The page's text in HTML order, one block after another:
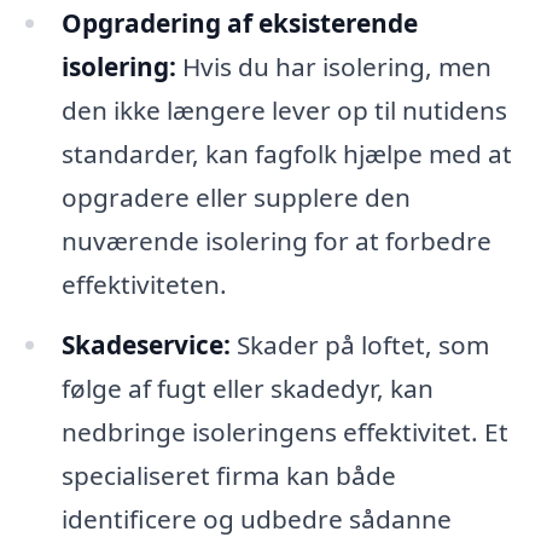
Opgradering af eksisterende
isolering: Hvis du har isolering, men
den ikke længere lever op til nutidens
standarder, kan fagfolk hjælpe med at
opgradere eller supplere den
nuværende isolering for at forbedre
effektiviteten.
Skadeservice: Skader på loftet, som
følge af fugt eller skadedyr, kan
nedbringe isoleringens effektivitet. Et
specialiseret firma kan både
identificere og udbedre sådanne